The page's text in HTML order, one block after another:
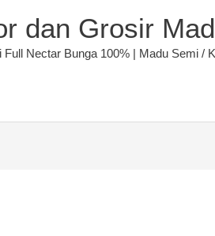
dan Grosir
Nectar Bunga 100% | Madu Semi /